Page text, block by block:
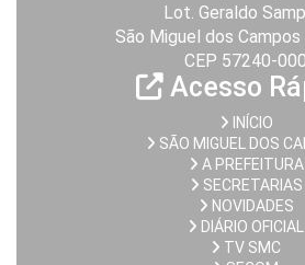
Lot. Geraldo
São Miguel dos
CEP 57240-000
Acesso
INÍCIO
SÃO MIGUEL DOS
A PREFEITURA
SECRETARIAS
NOVIDADES
DIÁRIO OFICIAL
TV SMC